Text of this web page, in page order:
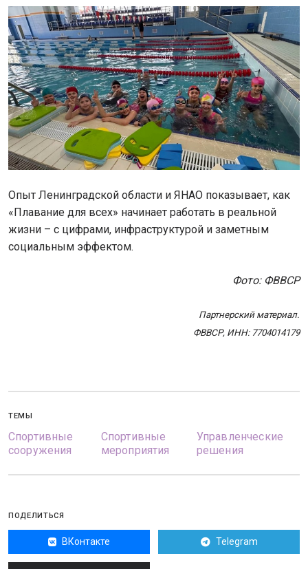
Опыт Ленинградской области и ЯНАО показывает, как
«Плавание для всех» начинает работать в реальной
жизни – с цифрами, инфраструктурой и заметным
социальным эффектом.
Фото: ФВВСР
Партнерский материал.
ФВВСР, ИНН: 7704014179
ТЕМЫ
Спортивные
сооружения
Спортивные
мероприятия
Управленческие
решения
ПОДЕЛИТЬСЯ
ВКонтакте Telegram